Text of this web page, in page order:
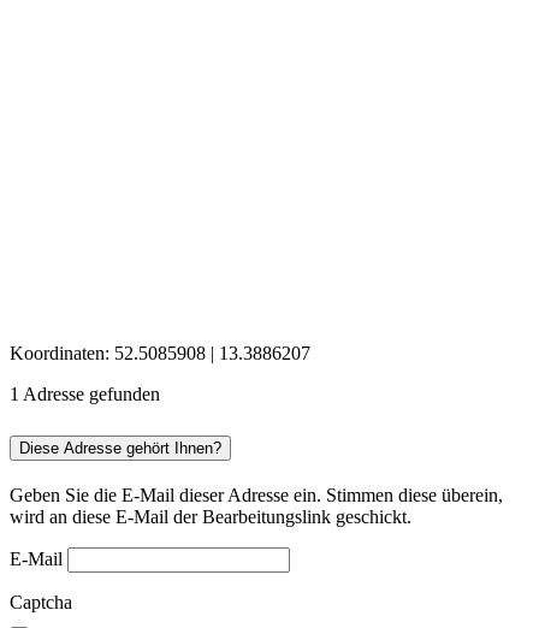
Koordinaten: 52.5085908 | 13.3886207
1 Adresse gefunden
Diese Adresse gehört Ihnen?
Geben Sie die E-Mail dieser Adresse ein. Stimmen diese überein,
wird an diese E-Mail der Bearbeitungslink geschickt.
E-Mail
Captcha